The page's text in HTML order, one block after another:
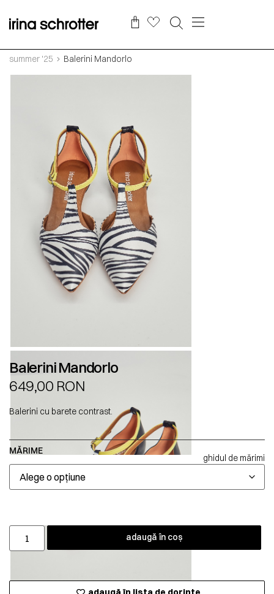
summer '25 Balerini Mandorlo
Balerini Mandorlo
649,00 RON
Balerini cu barete contrast.
MĂRIME
ghidul de mărimi
adaugă în coș